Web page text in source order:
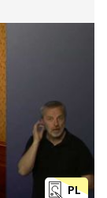
často
může
nevhodné.
PL